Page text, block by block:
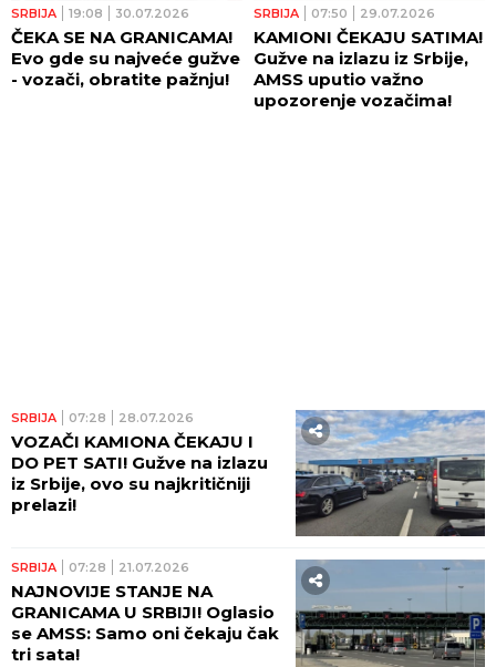
SRBIJA 19:08 30.07.2026
ČEKA SE NA GRANICAMA!
Evo gde su najveće gužve
- vozači, obratite pažnju!
SRBIJA 07:50 29.07.2026
KAMIONI ČEKAJU SATIMA!
Gužve na izlazu iz Srbije,
AMSS uputio važno
upozorenje vozačima!
SRBIJA 07:28 28.07.2026
VOZAČI KAMIONA ČEKAJU I
DO PET SATI! Gužve na izlazu
iz Srbije, ovo su najkritičniji
prelazi!
SRBIJA 07:28 21.07.2026
NAJNOVIJE STANJE NA
GRANICAMA U SRBIJI! Oglasio
se AMSS: Samo oni čekaju čak
tri sata!